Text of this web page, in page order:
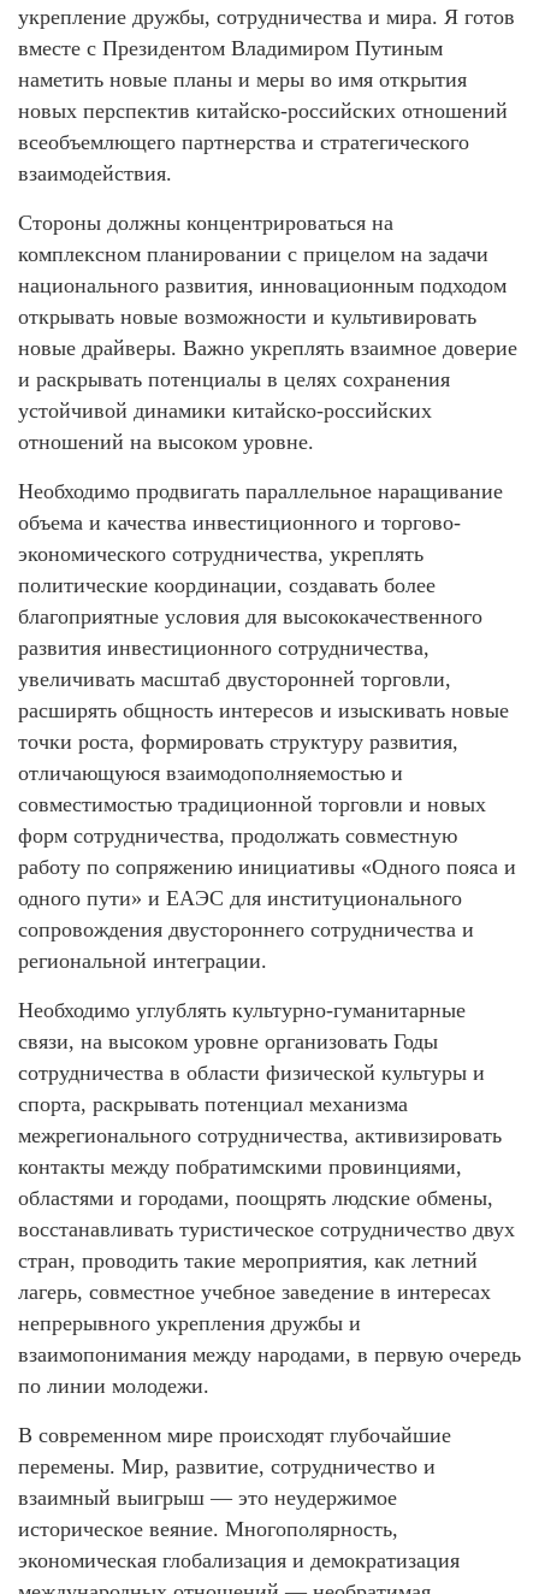
укрепление дружбы, сотрудничества и мира. Я готов
вместе с Президентом Владимиром Путиным
наметить новые планы и меры во имя открытия
новых перспектив китайско-российских отношений
всеобъемлющего партнерства и стратегического
взаимодействия.
Стороны должны концентрироваться на
комплексном планировании с прицелом на задачи
национального развития, инновационным подходом
открывать новые возможности и культивировать
новые драйверы. Важно укреплять взаимное доверие
и раскрывать потенциалы в целях сохранения
устойчивой динамики китайско-российских
отношений на высоком уровне.
Необходимо продвигать параллельное наращивание
объема и качества инвестиционного и торгово-
экономического сотрудничества, укреплять
политические координации, создавать более
благоприятные условия для высококачественного
развития инвестиционного сотрудничества,
увеличивать масштаб двусторонней торговли,
расширять общность интересов и изыскивать новые
точки роста, формировать структуру развития,
отличающуюся взаимодополняемостью и
совместимостью традиционной торговли и новых
форм сотрудничества, продолжать совместную
работу по сопряжению инициативы «Одного пояса и
одного пути» и ЕАЭС для институционального
сопровождения двустороннего сотрудничества и
региональной интеграции.
Необходимо углублять культурно-гуманитарные
связи, на высоком уровне организовать Годы
сотрудничества в области физической культуры и
спорта, раскрывать потенциал механизма
межрегионального сотрудничества, активизировать
контакты между побратимскими провинциями,
областями и городами, поощрять людские обмены,
восстанавливать туристическое сотрудничество двух
стран, проводить такие мероприятия, как летний
лагерь, совместное учебное заведение в интересах
непрерывного укрепления дружбы и
взаимопонимания между народами, в первую очередь
по линии молодежи.
В современном мире происходят глубочайшие
перемены. Мир, развитие, сотрудничество и
взаимный выигрыш — это неудержимое
историческое веяние. Многополярность,
экономическая глобализация и демократизация